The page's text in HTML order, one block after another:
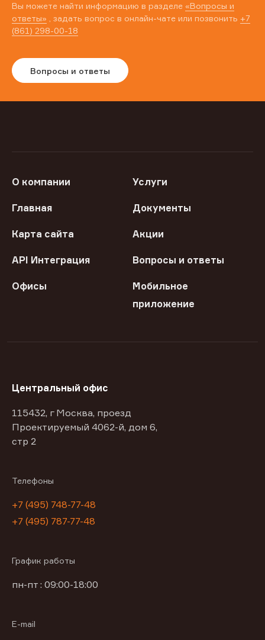
Вы можете найти информацию в разделе «Вопросы и
ответы» , задать вопрос в онлайн-чате или позвонить +7
(861) 298-00-18
Вопросы и ответы
О компании Услуги
Главная Документы
Карта сайта Акции
API Интеграция Вопросы и ответы
Офисы
Мобильное
приложение
Центральный офис
115432, г Москва, проезд
Проектируемый 4062-й, дом 6,
стр 2
Телефоны
+7 (495) 748-77-48
+7 (495) 787-77-48
График работы
пн-пт : 09:00-18:00
E-mail